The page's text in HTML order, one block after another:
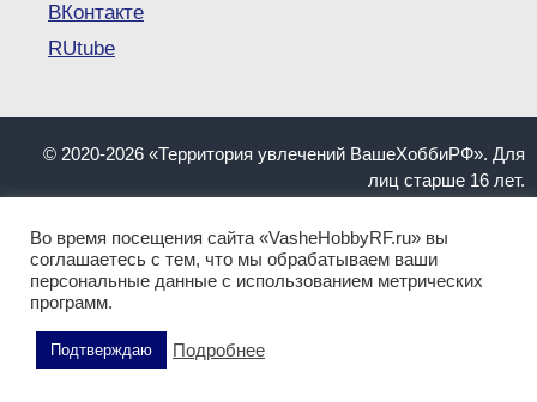
ВКонтакте
RUtube
© 2020-2026 «Территория увлечений ВашеХоббиРФ». Для
лиц старше 16 лет.
VasheHobbyRF.ru обязательна.
Информация, представленная на сайте, не должна
пониматься как инструкция. Имеются противопоказания.
Перед применением обратитесь к квалифицированному
Во время посещения сайта «VasheHobbyRF.ru» вы
соглашаетесь с тем, что мы обрабатываем ваши
персональные данные с использованием метрических
программ.
Подтверждаю Подробнее